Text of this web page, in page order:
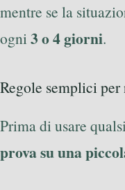
mentre se la
ogni3 o 4 giorni.
Regole semplici
Prima di usare
prova su una